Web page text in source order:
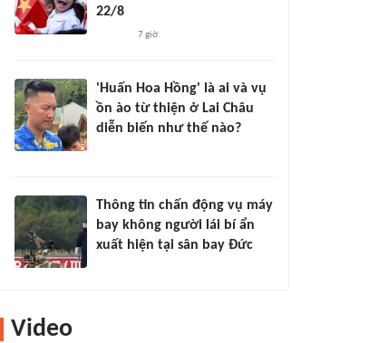
22/8
7 giờ
'Huấn Hoa Hồng' là ai và vụ
ồn ào từ thiện ở Lai Châu
diễn biến như thế nào?
Thông tin chấn động vụ máy
bay không người lái bí ẩn
xuất hiện tại sân bay Đức
Video